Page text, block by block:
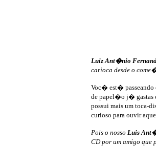
Luiz Ant�nio
carioca desde o
Voc� est� passeando
de papel�o j� gastas
possui mais um toca-
curioso para ouvir
Pois o nosso Luis
CD por um amigo que